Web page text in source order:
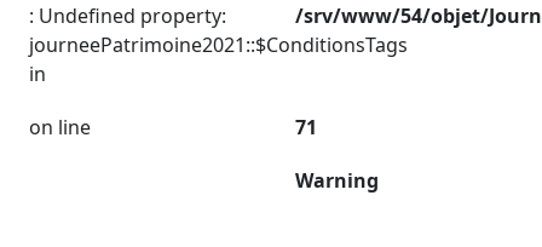
: Undefined property:
journeePatrimoine2021::$ConditionsTags
in
/srv/www/54/objet/
on line
71
Warning